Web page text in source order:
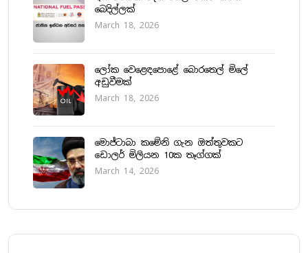
බෙදිල්ලක්
March 18, 2026
ලෝක වෙළෙඳපොළේ බොරතෙල් මිලේ
අඩුවීමක්
March 18, 2026
මොජ්ටාබා කමේනි ගැන ඔත්තුවකට
ඩොලර් මිලියන 10ක තෑග්ගක්
March 14, 2026